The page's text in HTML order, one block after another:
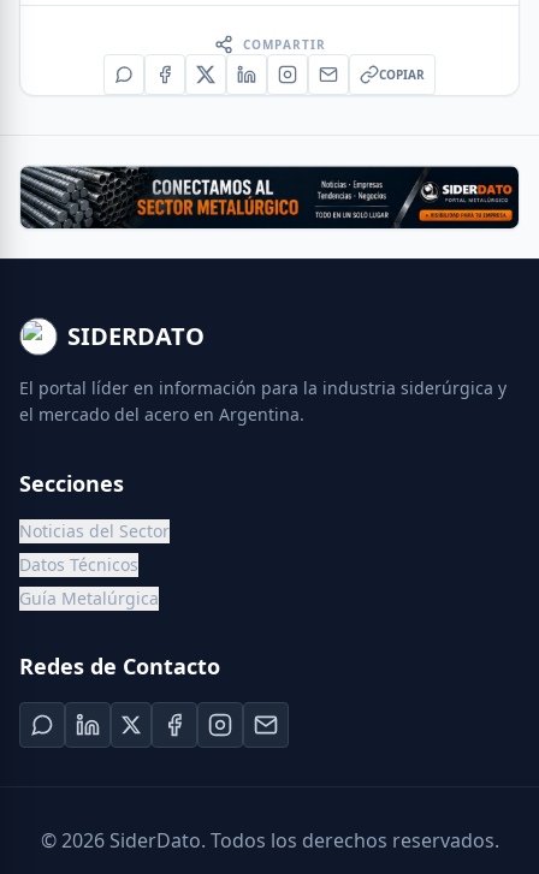
COMPARTIR
COPIAR
SIDERDATO
El portal líder en información para la industria siderúrgica y
el mercado del acero en Argentina.
Secciones
Noticias del Sector
Datos Técnicos
Guía Metalúrgica
Redes de Contacto
©2026SiderDato. Todos los derechos reservados.